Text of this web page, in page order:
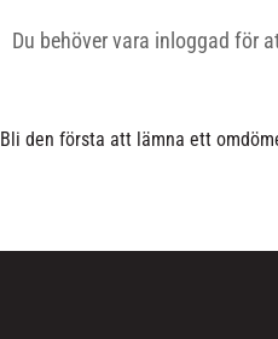
Bli den första att lämna ett